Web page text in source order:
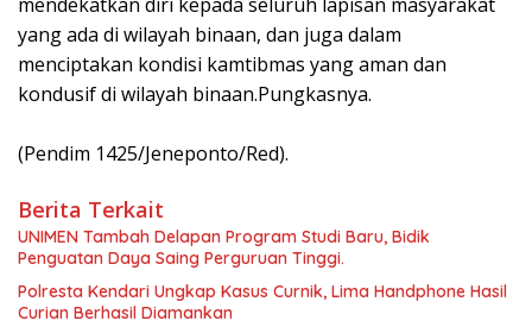
yang ada di wilayah binaan, dan juga dalam
menciptakan kondisi kamtibmas yang aman dan
kondusif di wilayah binaan.Pungkasnya.
(Pendim 1425/Jeneponto/Red).
Berita Terkait
UNIMEN Tambah Delapan Program Studi Baru, Bidik
Penguatan Daya Saing Perguruan Tinggi.
Polresta Kendari Ungkap Kasus Curnik, Lima Handphone Hasil
Curian Berhasil Diamankan